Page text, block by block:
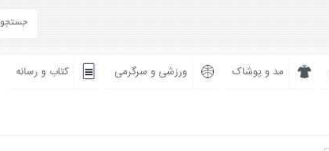
مد و پوشاک ورزشی و سرگرمی کتاب و رسانه